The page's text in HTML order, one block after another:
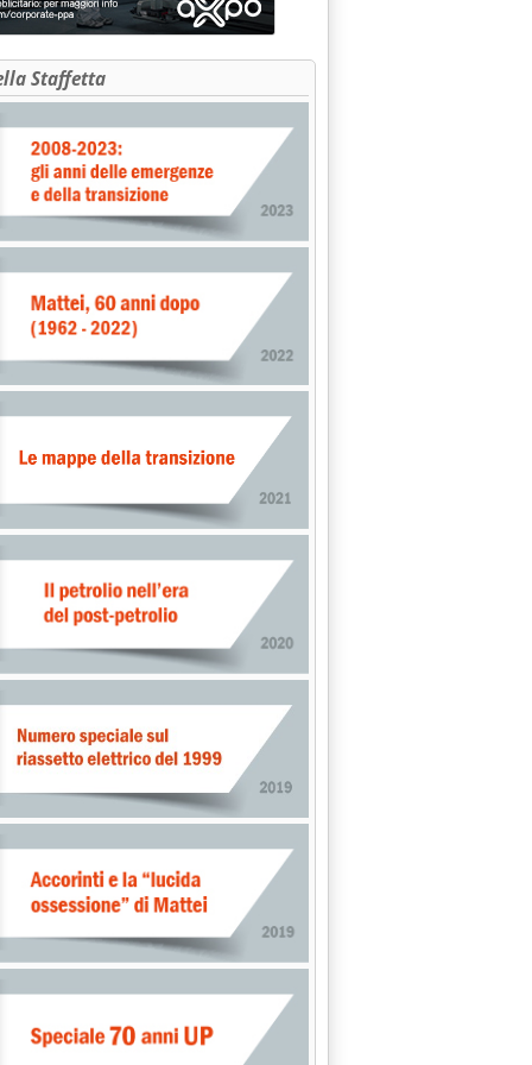
di Staffetta Prezzi'
'Prezzi self, manovra sulle medie'
Staffetta